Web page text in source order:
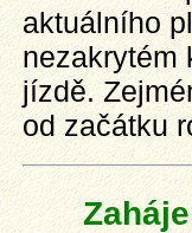
aktuálního
nezakrytém
jízdě.
od začátku